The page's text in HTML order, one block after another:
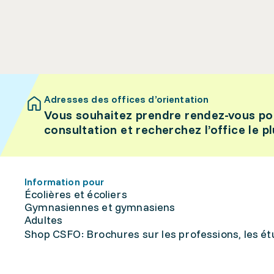
Adresses des offices d’orientation
Vous souhaitez prendre rendez-vous
consultation et recherchez l’office le
Information pour
Écolières et écoliers
Gymnasiennes et gymnasiens
Adultes
Shop CSFO: Brochures sur les professions, les